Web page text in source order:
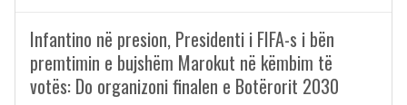
Infantino në presion, Presidenti i FIFA-s i bën
premtimin e bujshëm Marokut në këmbim të
votës: Do organizoni finalen e Botërorit 2030